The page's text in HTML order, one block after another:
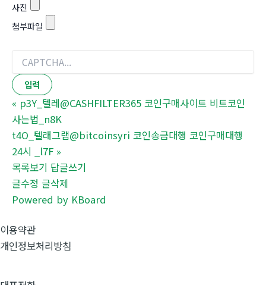
사진
첨부파일
« p3Y_텔레@CASHFILTER365 코인구매사이트 비트코인
사는법_n8K
t4O_텔래그램@bitcoinsyri 코인송금대행 코인구매대행
24시 _l7F »
목록보기 답글쓰기
글수정 글삭제
Powered by KBoard
이용약관
개인정보처리방침